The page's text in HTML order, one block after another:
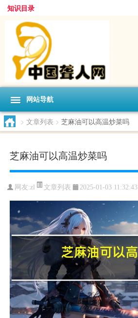
知识目录
网站导航
> 文章列表 > 芝麻油可以高温炒菜吗
芝麻油可以高温炒菜吗
网友:zl 文章列表 2025-01-03 11:32:43